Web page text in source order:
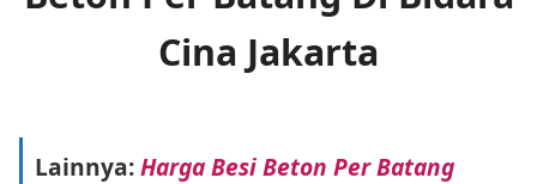
Cina Jakarta
Lainnya:Harga Besi Beton Per Batang